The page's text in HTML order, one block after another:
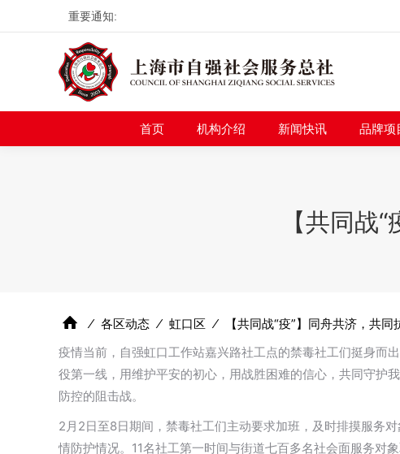
重要通知:
首页 机构介绍 新闻快讯 品牌项
【共同战
⁄ 各区动态 ⁄ 虹口区 ⁄
【共同战“疫”】同舟共济，共同
疫情当前，自强虹口工作站嘉兴路社工点的禁毒社工们挺身而
役第一线，用维护平安的初心，用战胜困难的信心，共同守护
防控的阻击战。
2月2日至8日期间，禁毒社工们主动要求加班，及时排摸服务
情防护情况。11名社工第一时间与街道七百多名社会面服务对
首页 机构介绍 新闻快讯